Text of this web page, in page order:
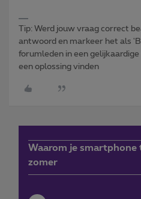
Tip: Werd jouw vraag correct
antwoord en markeer het als
forumleden in een
een oplossing vinden
Waarom je
zomer